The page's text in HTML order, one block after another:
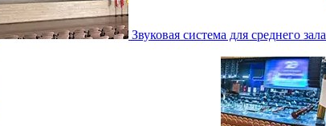
Звуковая система для среднего зала